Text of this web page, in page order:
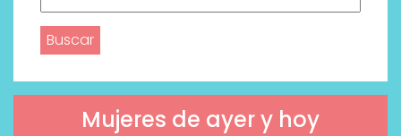
Mujeres de ayer y hoy